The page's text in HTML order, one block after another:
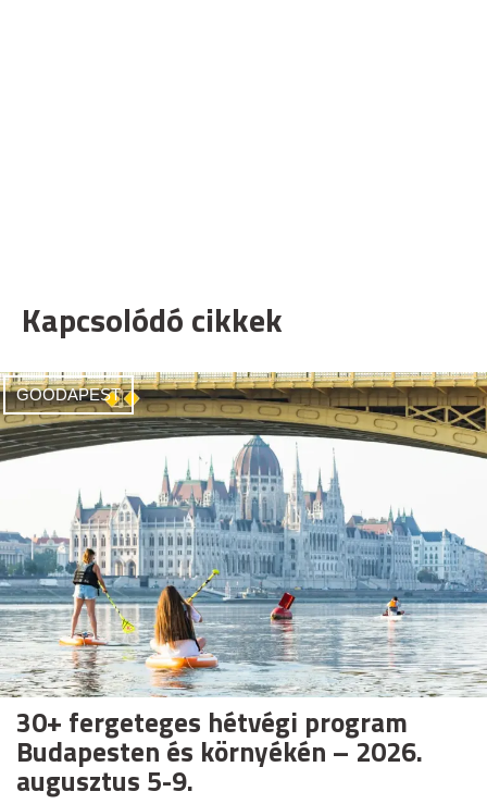
Kapcsolódó cikkek
GOODAPEST
30+ fergeteges hétvégi program
Budapesten és környékén – 2026.
augusztus 5-9.